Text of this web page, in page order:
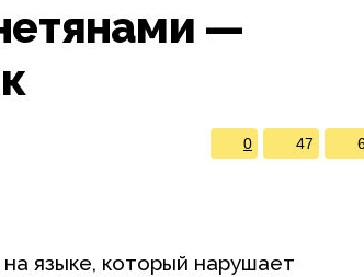
—
47
0
языке, который нарушает